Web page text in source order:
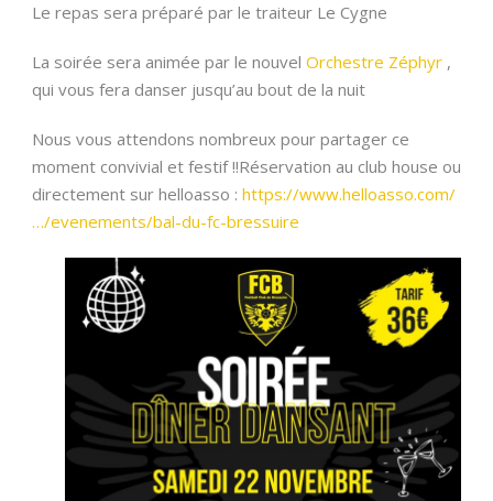
Le repas sera préparé par le traiteur Le Cygne
La soirée sera animée par le nouvel Orchestre Zéphyr ,
qui vous fera danser jusqu’au bout de la nuit
Nous vous attendons nombreux pour partager ce
moment convivial et festif !!Réservation au club house ou
directement sur helloasso : https://www.helloasso.com/
…/evenements/bal-du-fc-bressuire